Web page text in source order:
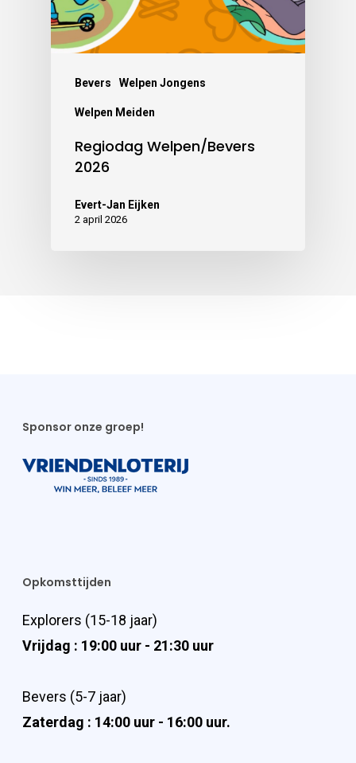
Bevers Welpen Jongens
Welpen Meiden
Regiodag Welpen/Bevers
2026
Evert-Jan Eijken
2 april 2026
Sponsor onze groep!
Opkomsttijden
Explorers (15-18 jaar)
Vrijdag : 19:00 uur - 21:30 uur
Bevers (5-7 jaar)
Zaterdag : 14:00 uur - 16:00 uur.